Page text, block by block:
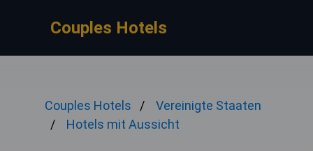
Couples Hotels
Couples Hotels
Vereinigte Staaten
Hotels mit Aussicht